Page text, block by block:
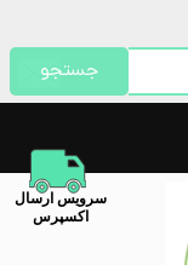
​سرویس ارسال
اکسپرس
جستجو